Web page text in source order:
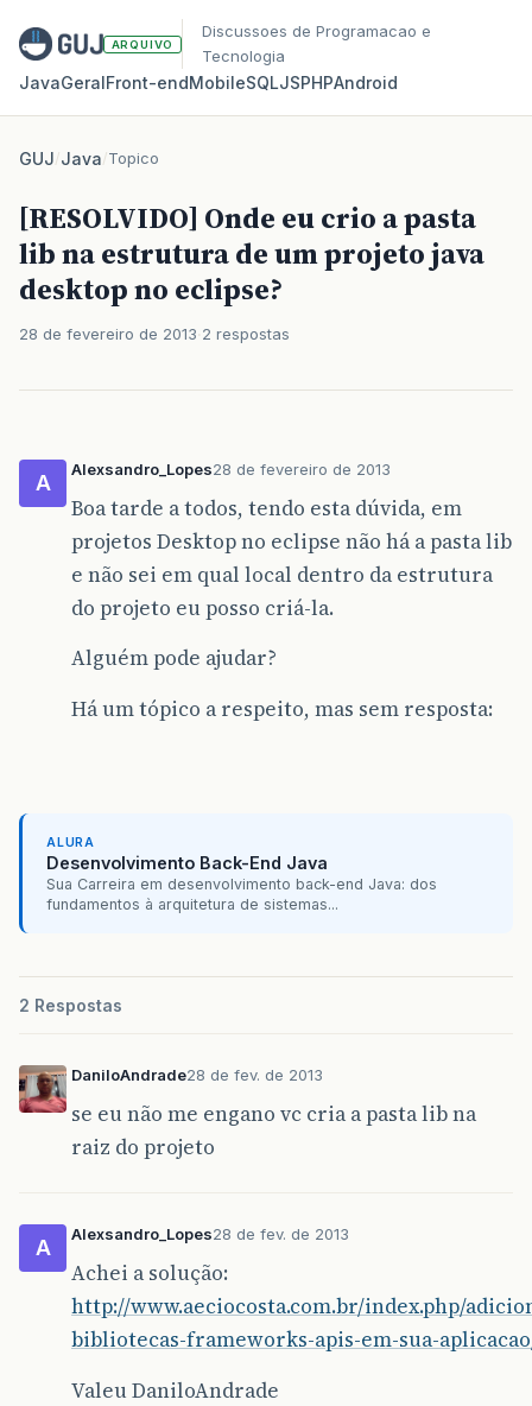
ARQUIVO
Discussoes de Programacao e
Tecnologia
JavaGeralFront‑endMobileSQLJSPHPAndroid
GUJ/Java/Topico
[RESOLVIDO] Onde eu crio a pasta
lib na estrutura de um projeto java
desktop no eclipse?
28 de fevereiro de 2013 2 respostas
A
Alexsandro_Lopes28 de fevereiro de 2013
Boa tarde a todos, tendo esta dúvida, em
projetos Desktop no eclipse não há a pasta lib
e não sei em qual local dentro da estrutura
do projeto eu posso criá-la.
Alguém pode ajudar?
Há um tópico a respeito, mas sem resposta:
ALURA
Desenvolvimento Back-End Java
Sua Carreira em desenvolvimento back-end Java: dos
fundamentos à arquitetura de sistemas...
2 Respostas
DaniloAndrade28 de fev. de 2013
se eu não me engano vc cria a pasta lib na
raiz do projeto
A
Alexsandro_Lopes28 de fev. de 2013
Achei a solução:
http://www.aeciocosta.com.br/index.php/
bibliotecas-frameworks-apis-em-sua-
Valeu DaniloAndrade